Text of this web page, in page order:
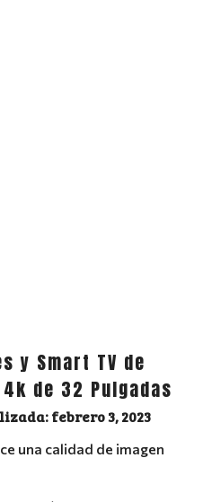
y Smart TV de
de 32 Pulgadas
febrero 3, 2023
una calidad de imagen